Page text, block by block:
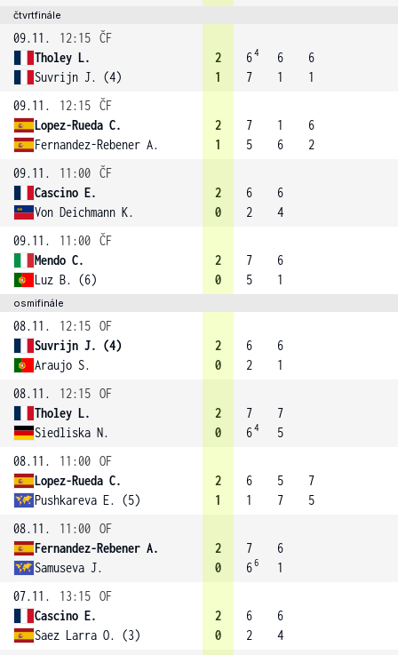
čtvrtfinále
09.11. 12:15 ČF
Tholey L.
Suvrijn J. (4)
2
1
64
7
6
1
6
1
09.11.
12:15 ČF
Lopez-Rueda C.
Fernandez-Rebener A.
2
1
7
5
1
6
6
2
09.11.
11:00 ČF
Cascino E.
Von Deichmann K.
2
0
6
2
6
4
09.11.
11:00 ČF
Mendo C.
Luz B. (6)
2
0
7
5
6
1
osmifinále
08.11. 12:15 OF
Suvrijn J. (4)
Araujo S.
2
0
6
2
6
1
08.11.
12:15 OF
Tholey L.
Siedliska N.
2
0
7
64
7
5
08.11.
11:00 OF
Lopez-Rueda C.
Pushkareva E. (5)
2
1
6
1
5
7
7
5
08.11.
11:00 OF
Fernandez-Rebener A.
Samuseva J.
2
0
7
66
6
1
07.11.
13:15 OF
Cascino E.
Saez Larra O. (3)
2
0
6
2
6
4